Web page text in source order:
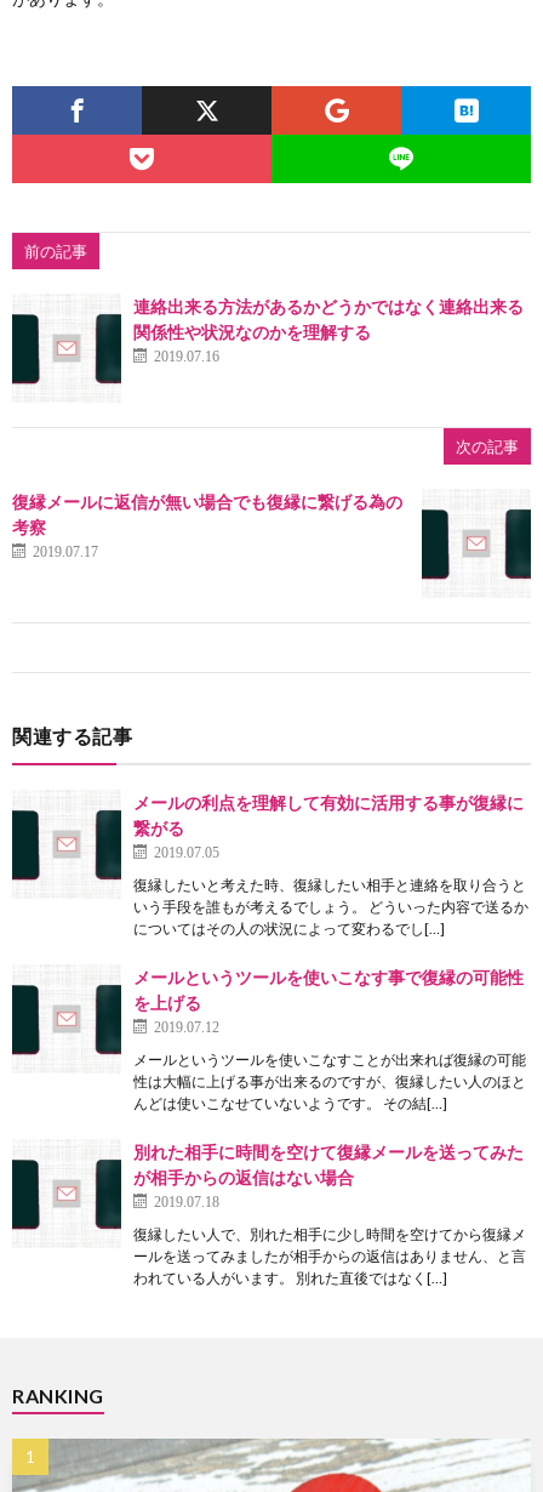
前の記事
連絡出来る方法があるかどうかではなく連絡出来る
関係性や状況なのかを理解する
2019.07.16
次の記事
復縁メールに返信が無い場合でも復縁に繋げる為の
考察
2019.07.17
関連する記事
メールの利点を理解して有効に活用する事が復縁に
繋がる
2019.07.05
復縁したいと考えた時、復縁したい相手と連絡を取り合うと
いう手段を誰もが考えるでしょう。 どういった内容で送るか
についてはその人の状況によって変わるでし[…]
メールというツールを使いこなす事で復縁の可能性
を上げる
2019.07.12
メールというツールを使いこなすことが出来れば復縁の可能
性は大幅に上げる事が出来るのですが、復縁したい人のほと
んどは使いこなせていないようです。 その結[…]
別れた相手に時間を空けて復縁メールを送ってみた
が相手からの返信はない場合
2019.07.18
復縁したい人で、別れた相手に少し時間を空けてから復縁メ
ールを送ってみましたが相手からの返信はありません、と言
われている人がいます。 別れた直後ではなく[…]
RANKING